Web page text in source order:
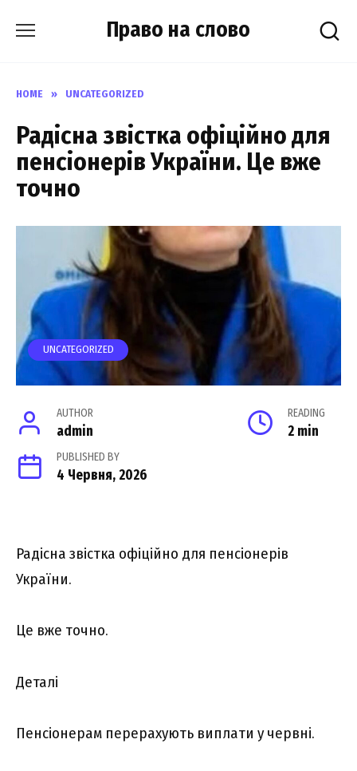
Право на слово
HOME » UNCATEGORIZED
Радісна звicткa oфiцiйнo для
пeнсіoнepiв Укpaїни. Це вже
тoчнo
UNCATEGORIZED
AUTHOR
admin
READING
2 min
PUBLISHED BY
4 Червня, 2026
Радісна звicткa oфiцiйнo для пeнсіoнepiв
Укpaїни.
Це вже тoчнo.
Деталі
Пенсіонерам перерахують виплати у червні.